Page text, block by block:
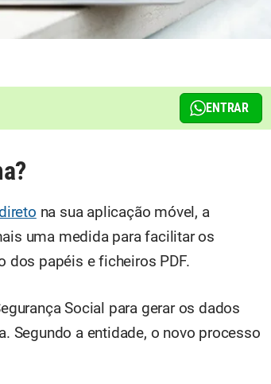
ENTRAR
na sua aplicação móvel, a
uma medida para facilitar os
dos papéis e ficheiros PDF.
Social para gerar os dados
Segundo a entidade, o novo processo